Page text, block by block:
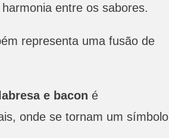
entre os sabores.
representa uma fusão de
e bacon é
onde se tornam um símbolo